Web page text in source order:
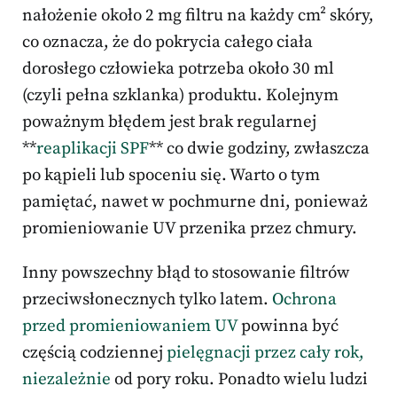
nałożenie około 2 mg filtru na każdy cm² skóry,
co oznacza, że do pokrycia całego ciała
dorosłego człowieka potrzeba około 30 ml
(czyli pełna szklanka) produktu. Kolejnym
poważnym błędem jest brak regularnej
**reaplikacji SPF** co dwie godziny, zwłaszcza
po kąpieli lub spoceniu się. Warto o tym
pamiętać, nawet w pochmurne dni, ponieważ
promieniowanie UV przenika przez chmury.
Inny powszechny błąd to stosowanie filtrów
przeciwsłonecznych tylko latem. Ochrona
przed promieniowaniem UVpowinna być
częścią codziennejpielęgnacji przez cały rok,
niezależnie od pory roku. Ponadto wielu ludzi